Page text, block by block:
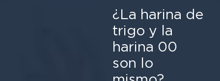
¿La harina de
trigo y la
harina 00
son lo